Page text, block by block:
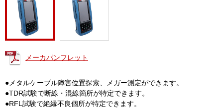
メーカパンフレット
●メタルケーブル障害位置探索、メガー測定ができます。
●TDR試験で断線・混線箇所が特定できます。
●RFL試験で絶縁不良個所が特定できます。